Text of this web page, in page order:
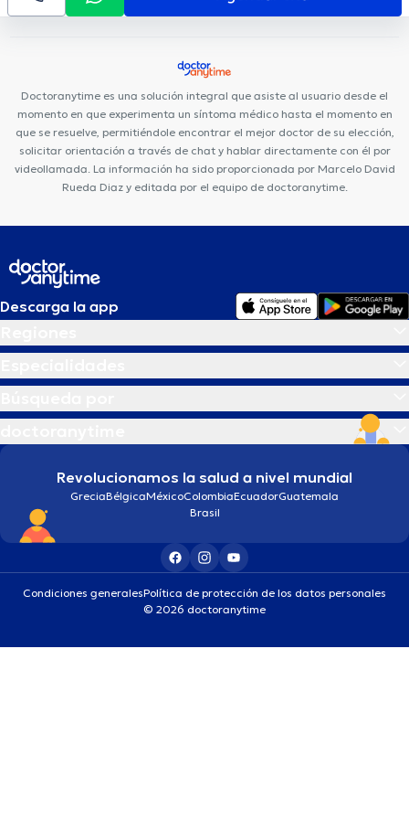
Doctoranytime es una solución integral que asiste al usuario desde el
momento en que experimenta un síntoma médico hasta el momento en
que se resuelve, permitiéndole encontrar el mejor doctor de su elección,
solicitar orientación a través de chat y hablar directamente con él por
videollamada. La información ha sido proporcionada por Marcelo David
Rueda Diaz y editada por el equipo de doctoranytime.
Descarga la app
Revolucionamos la salud a nivel mundial
GreciaBélgicaMéxicoColombiaEcuadorGuatemala
Brasil
Condiciones generalesPolítica de protección de los datos personales
© 2026 doctoranytime